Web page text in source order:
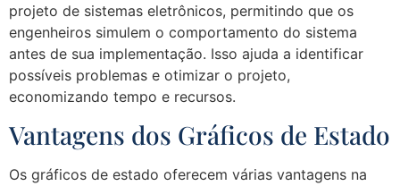
projeto de sistemas eletrônicos, permitindo que os
engenheiros simulem o comportamento do sistema
antes de sua implementação. Isso ajuda a identificar
possíveis problemas e otimizar o projeto,
economizando tempo e recursos.
Vantagens dos Gráficos de Estado
Os gráficos de estado oferecem várias vantagens na